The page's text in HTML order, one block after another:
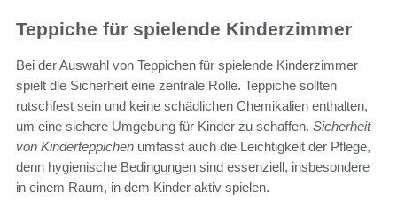
Teppiche für spielende Kinderzimmer
Bei der Auswahl von Teppichen für spielende Kinderzimmer
spielt die Sicherheit eine zentrale Rolle. Teppiche sollten
rutschfest sein und keine schädlichen Chemikalien enthalten,
um eine sichere Umgebung für Kinder zu schaffen. Sicherheit
von Kinderteppichen umfasst auch die Leichtigkeit der Pflege,
denn hygienische Bedingungen sind essenziell, insbesondere
in einem Raum, in dem Kinder aktiv spielen.